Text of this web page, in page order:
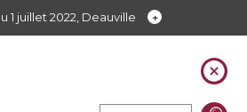
1 juillet 2022, Deauville